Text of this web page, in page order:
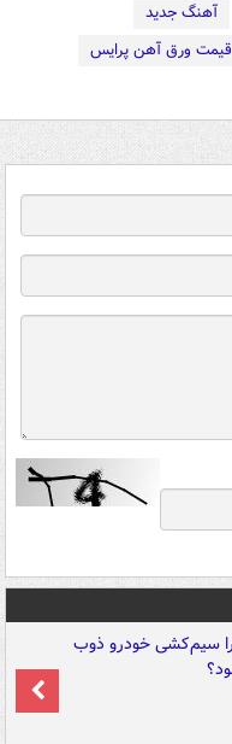
آهنگ جدید
قیمت ورق آهن پرایس